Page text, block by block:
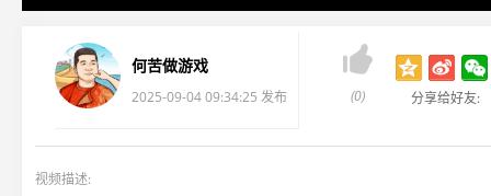
何苦做游戏
2025-09-04 09:34:25 发布

(0) 分享给好友:
视频描述: